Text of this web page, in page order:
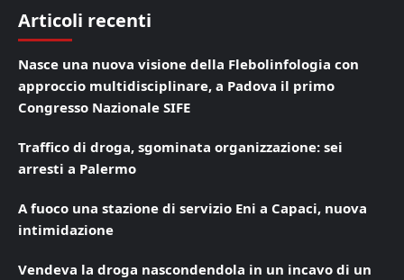
Articoli recenti
Nasce una nuova visione della Flebolinfologia con
approccio multidisciplinare, a Padova il primo
Congresso Nazionale SIFE
Traffico di droga, sgominata organizzazione: sei
arresti a Palermo
A fuoco una stazione di servizio Eni a Capaci, nuova
intimidazione
Vendeva la droga nascondendola in un incavo di un